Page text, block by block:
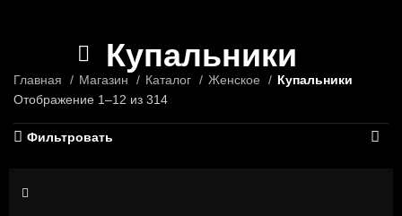
Купальники
Главная Магазин Каталог Женское
Купальники
Отображение 1–12 из 314
Фильтровать
S